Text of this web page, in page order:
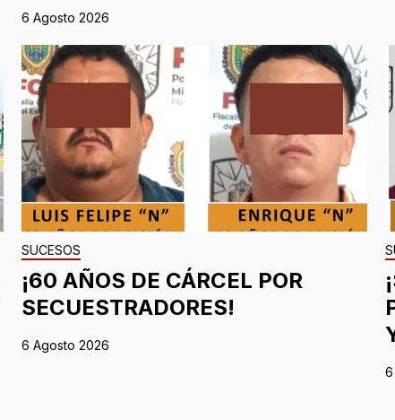
6 Agosto 2026
SUCESOS
¡60 AÑOS DE CÁRCEL POR
SECUESTRADORES!
6 Agosto 2026